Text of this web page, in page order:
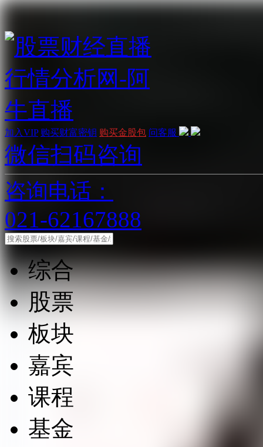
加入VIP 购买财富密钥 购买金股包 问客服
微信扫码咨询
咨询电话：
021-62167888
综合
股票
板块
嘉宾
课程
基金